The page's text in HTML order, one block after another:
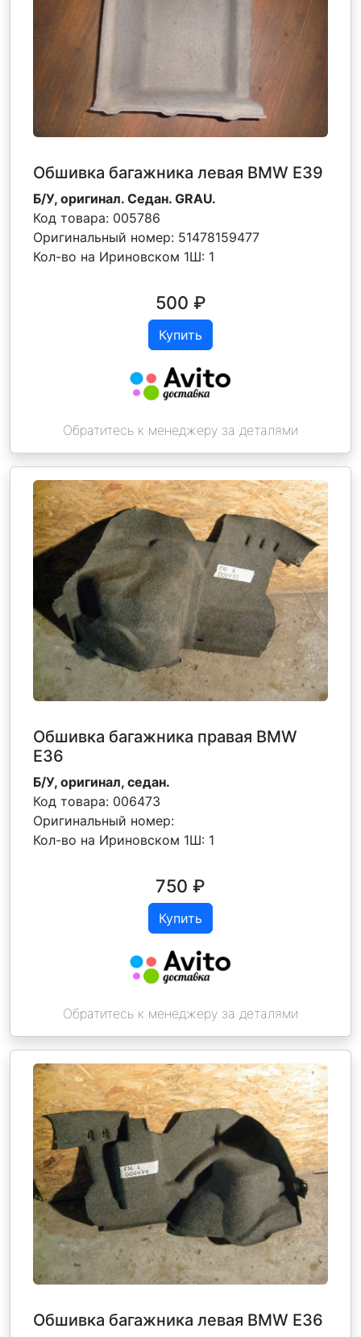
Обшивка багажника левая BMW E39
Б/У, оригинал. Седан. GRAU.
Код товара: 005786
Оригинальный номер: 51478159477
Кол-во на Ириновском 1Ш: 1
500 ₽
Купить
Обратитесь к менеджеру за деталями
Обшивка багажника правая BMW
E36
Б/У, оригинал, седан.
Код товара: 006473
Оригинальный номер:
Кол-во на Ириновском 1Ш: 1
750 ₽
Купить
Обратитесь к менеджеру за деталями
Обшивка багажника левая BMW E36